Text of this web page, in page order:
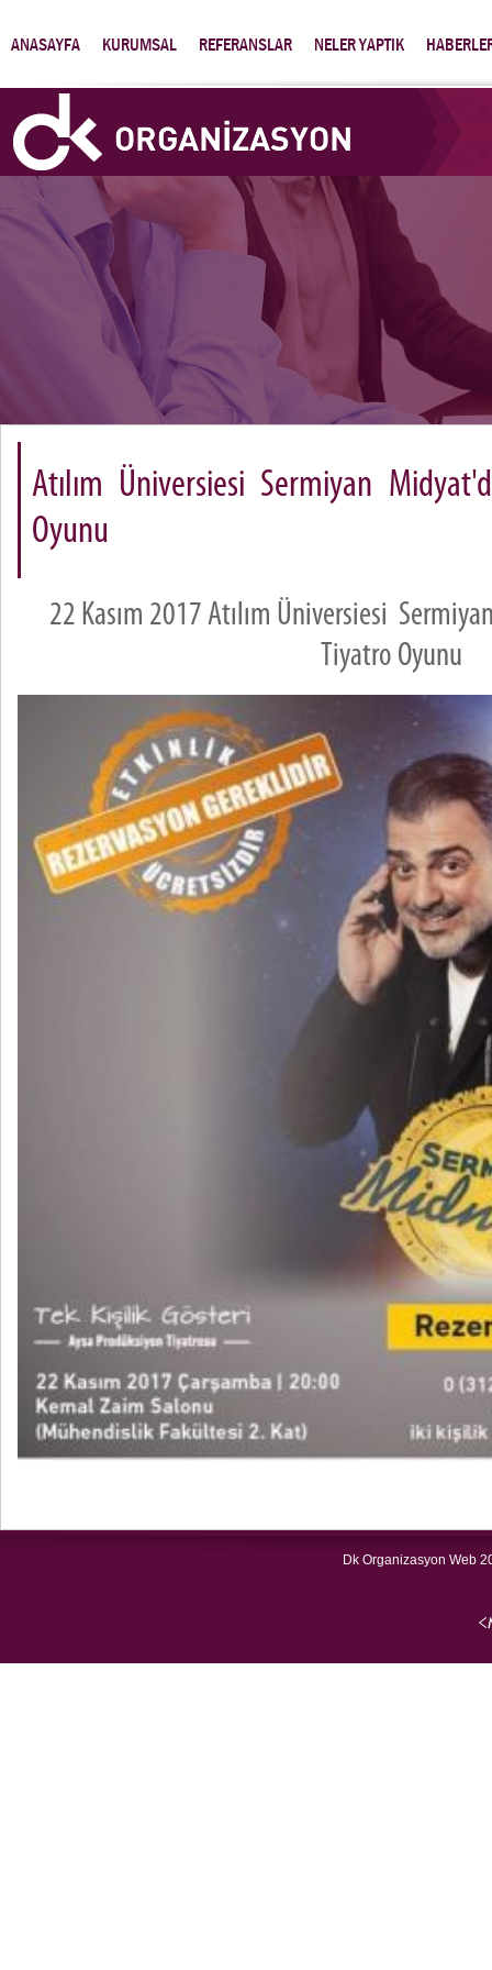
ANASAYFA KURUMSAL REFERANSLAR NELER YAPTIK
Atılım Üniversiesi Sermiyan
Oyunu
22 Kasım 2017 Atılım Üniversiesi
Tiyatro Oyunu
Dk Organizasyon Web